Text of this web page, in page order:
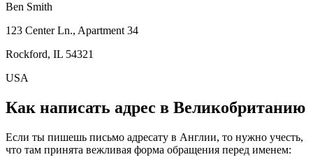
Ben Smith
123 Center Ln., Apartment 34
Rockford, IL 54321
USA
Как написать адрес в Великобританию
Если ты пишешь письмо адресату в Англии, то нужно учесть,
что там принята вежливая форма обращения перед именем: